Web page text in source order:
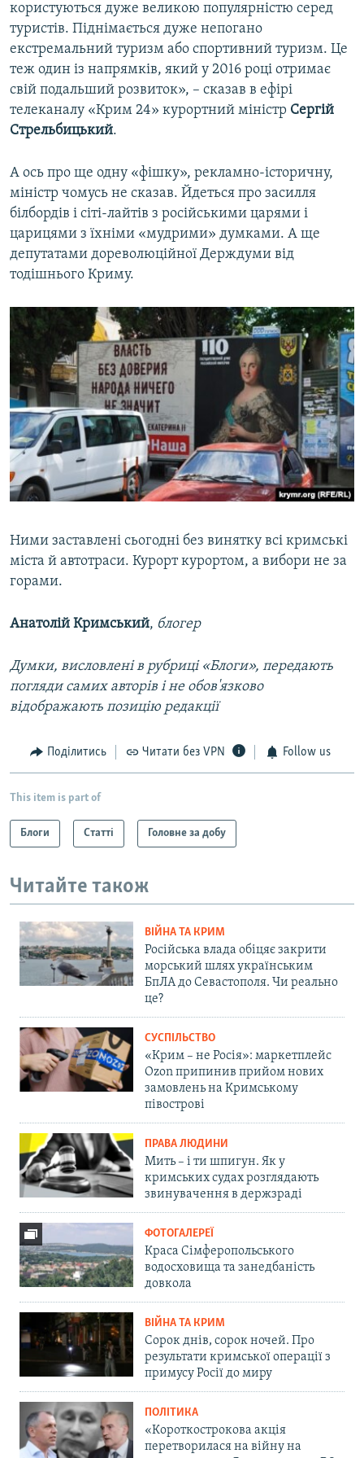
користуються дуже великою популярністю серед
туристів. Піднімається дуже непогано
екстремальний туризм або спортивний туризм. Це
теж один із напрямків, який у 2016 році отримає
свій подальший розвиток», – сказав в ефірі
телеканалу «Крим 24» курортний міністр Сергій
Стрельбицький.
А ось про ще одну «фішку», рекламно-історичну,
міністр чомусь не сказав. Йдеться про засилля
білбордів і сіті-лайтів з російськими царями і
царицями з їхніми «мудрими» думками. А ще
депутатами дореволюційної Держдуми від
тодішнього Криму.
Ними заставлені сьогодні без винятку всі кримські
міста й автотраси. Курорт курортом, а вибори не за
горами.
Анатолій Кримський, блогер
Думки, висловлені в рубриці «Блоги», передають
погляди самих авторів і не обов'язково
відображають позицію редакції
Поділитись Читати без VPN Follow us
This item is part of
Блоги Статті Головне за добу
Читайте також
ВІЙНА ТА КРИМ
Російська влада обіцяє закрити
морський шлях українським
БпЛА до Севастополя. Чи реально
це?
СУСПІЛЬСТВО
«Крим – не Росія»: маркетплейс
Ozon припинив прийом нових
замовлень на Кримському
півострові
ПРАВА ЛЮДИНИ
Мить – і ти шпигун. Як у
кримських судах розглядають
звинувачення в держзраді
ФОТОГАЛЕРЕЇ
Краса Сімферопольського
водосховища та занедбаність
довкола
ВІЙНА ТА КРИМ
Сорок днів, сорок ночей. Про
результати кримської операції з
примусу Росії до миру
ПОЛІТИКА
«Короткострокова акція
перетворилася на війну на